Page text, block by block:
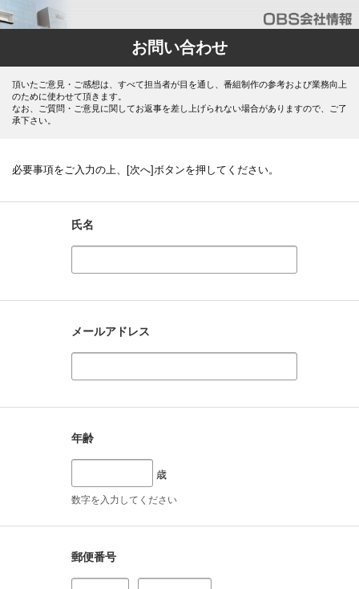
お問い合わせ
頂いたご意見・ご感想は、すべて担当者が目を通し、番組制作の参考および業務向上
のために使わせて頂きます。
なお、ご質問・ご意見に関してお返事を差し上げられない場合がありますので、ご了
承下さい。
必要事項をご入力の上、[次へ]ボタンを押してください。
氏名
メールアドレス
年齢
歳
数字を入力してください
郵便番号